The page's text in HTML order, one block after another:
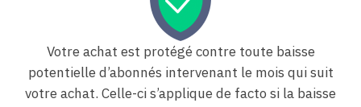
Votre achat est protégé contre toute baisse
potentielle d’abonnés intervenant le mois qui suit
votre achat. Celle-ci s’applique de facto si la baisse